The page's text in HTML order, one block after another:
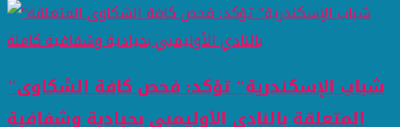
"شباب الإسكندرية" تؤكد: فحص كافة الشكاوى
المتعلقة بالنادي الأوليمبي بحيادية وشفافية